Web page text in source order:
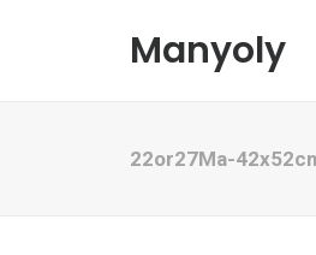
Manyoly
22or27Ma-